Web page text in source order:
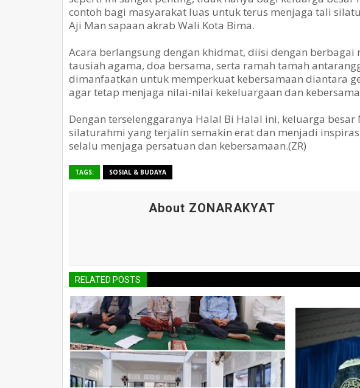
contoh bagi masyarakat luas untuk terus menjaga tali
Aji Man sapaan akrab Wali Kota Bima.
Acara berlangsung dengan khidmat, diisi dengan berbagai
tausiah agama, doa bersama, serta ramah tamah
dimanfaatkan untuk memperkuat kebersamaan diantara
agar tetap menjaga nilai-nilai kekeluargaan dan
Dengan terselenggaranya Halal Bi Halal ini, keluarga
silaturahmi yang terjalin semakin erat dan menjadi
selalu menjaga persatuan dan kebersamaan.(ZR)
TAGS: SOSIAL & BUDAYA
About ZONARAKYAT
RELATED POSTS